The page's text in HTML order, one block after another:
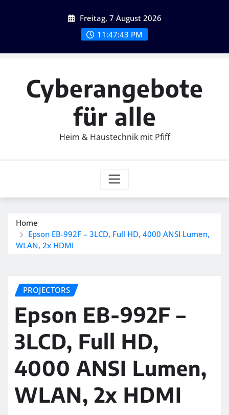
Freitag, 7 August 2026
11:47:44 PM
Cyberangebote
für alle
Heim & Haustechnik mit Pfiff
Home
Epson EB-992F – 3LCD, Full HD, 4000 ANSI Lumen,
WLAN, 2x HDMI
PROJECTORS
Epson EB-992F –
3LCD, Full HD,
4000 ANSI Lumen,
WLAN, 2x HDMI